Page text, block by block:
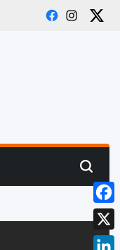
Facebook
Instagram
X
Search
X